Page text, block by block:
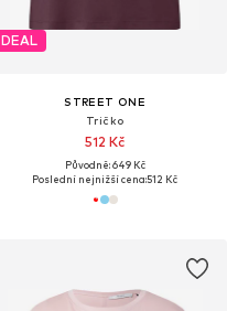
DEAL
STREET ONE
Tričko
512 Kč
Původně: 649 Kč
Poslední nejnižší cena:512 Kč